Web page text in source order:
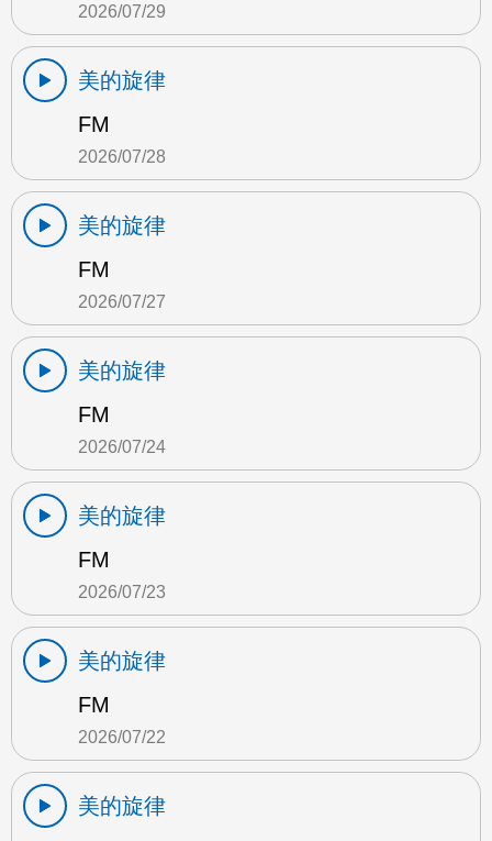
2026/07/29
美的旋律
FM
2026/07/28
美的旋律
FM
2026/07/27
美的旋律
FM
2026/07/24
美的旋律
FM
2026/07/23
美的旋律
FM
2026/07/22
美的旋律